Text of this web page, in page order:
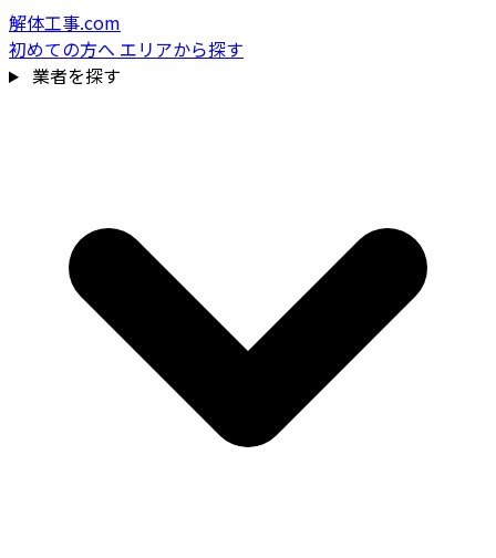
解体工事.com
初めての方へ エリアから探す
業者を探す